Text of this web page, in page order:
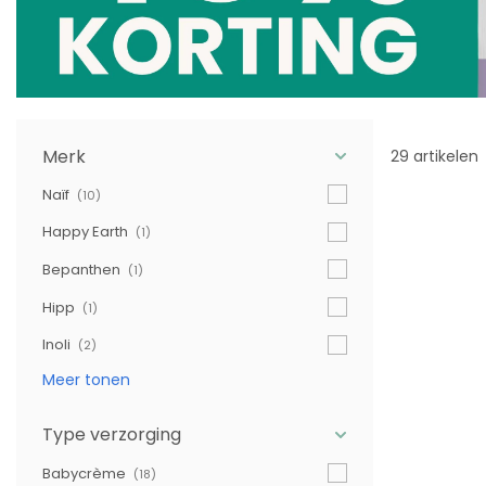
Merk
Naïf (10)
Happy Earth (1)
Bepanthen (1)
Hipp (1)
Inoli (2)
Meer tonen
Type verzorging
Babycrème (18)
29 artikelen